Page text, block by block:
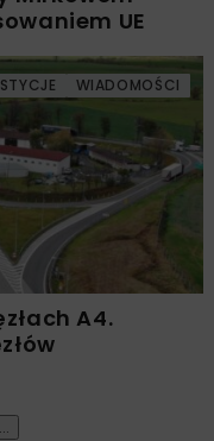
UE
WIADOMOŚCI
A4.